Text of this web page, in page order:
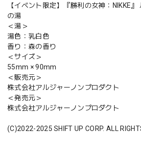
【イベント限定】『勝利の女神：NIKKE
の湯
＜湯＞
湯色：乳白色
香り：森の香り
＜サイズ＞
55mm × 90mm
＜販売元＞
株式会社アルジャーノンプロダクト
＜発売元＞
株式会社アルジャーノンプロダクト
(C)2022-2025 SHIFT UP CORP. ALL